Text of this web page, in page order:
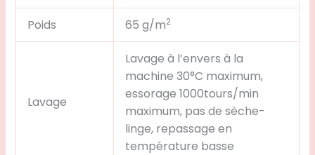
Poids 65 g/m2
Lavage
Lavage à l’envers à la
machine 30°C maximum,
essorage 1000tours/min
maximum, pas de sèche-
linge, repassage en
température basse